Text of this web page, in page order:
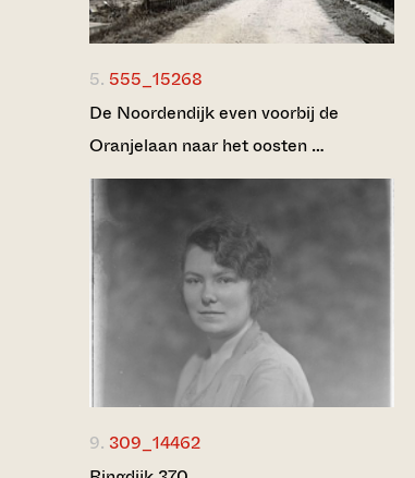
5. 555_15268
De Noordendijk even voorbij de
Oranjelaan naar het oosten …
9. 309_14462